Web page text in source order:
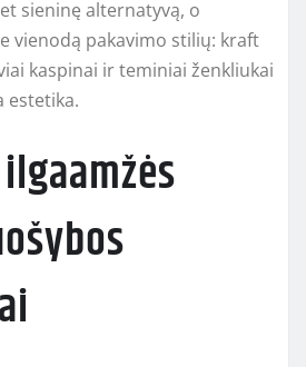
sieninę alternatyvą, o
vienodą pakavimo stilių: kraft
kaspinai ir teminiai ženkliukai
estetika.